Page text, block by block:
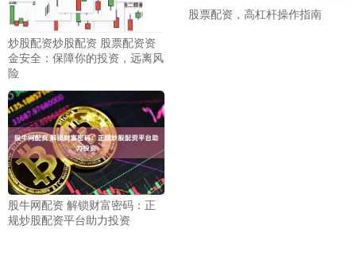
炒股配资炒股配资 股票配资资
金安全：保障你的投资，远离风
险
股票配资，高杠杆操作指南
股牛网配资 解锁财富密码：正
规炒股配资平台助力投资